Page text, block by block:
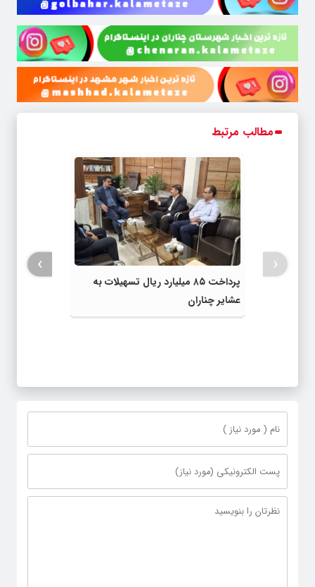
مطالب مرتبط
پرداخت ۸۵ میلیارد ریال تسهیلات به
عشایر چناران
‹
›